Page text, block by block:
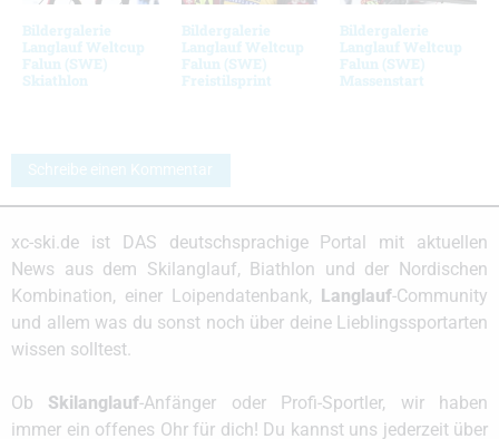
Bildergalerie
Langlauf Weltcup
Falun (SWE)
Skiathlon
Bildergalerie
Langlauf Weltcup
Falun (SWE)
Freistilsprint
Bildergalerie
Langlauf Weltcup
Falun (SWE)
Massenstart
Schreibe einen Kommentar
xc-ski.de ist DAS deutschsprachige Portal mit aktuellen
News aus dem Skilanglauf, Biathlon und der Nordischen
Kombination, einer Loipendatenbank,
Langlauf-Community
und allem was du sonst noch über deine Lieblingssportarten
wissen solltest.
Ob Skilanglauf-Anfänger oder Profi-Sportler, wir haben
immer ein offenes Ohr für dich! Du kannst uns jederzeit über